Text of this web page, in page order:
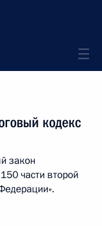
кодекс
закон
части второй